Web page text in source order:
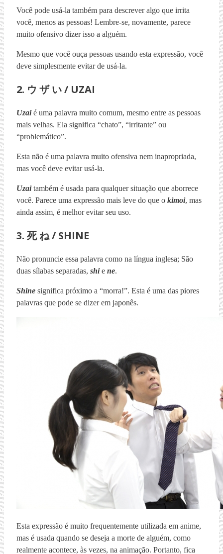
Você pode usá-la também para descrever algo que irrita
você, menos as pessoas! Lembre-se, novamente, parece
muito ofensivo dizer isso a alguém.
Mesmo que você ouça pessoas usando esta expressão, você
deve simplesmente evitar de usá-la.
2. ウ ザ い / UZAI
Uzai é uma palavra muito comum, mesmo entre as pessoas
mais velhas. Ela significa “chato”, “irritante” ou
“problemático”.
Esta não é uma palavra muito ofensiva nem inapropriada,
mas você deve evitar usá-la.
Uzaitambém é usada para qualquer situação que aborrece
você. Parece uma expressão mais leve do que o kimoi, mas
ainda assim, é melhor evitar seu uso.
3. 死 ね / SHINE
Não pronuncie essa palavra como na língua inglesa; São
duas sílabas separadas, shie ne.
Shine significa próximo a “morra!”. Esta é uma das piores
palavras que pode se dizer em japonês.
Esta expressão é muito frequentemente utilizada em anime,
mas é usada quando se deseja a morte de alguém, como
realmente acontece, às vezes, na animação. Portanto, fica